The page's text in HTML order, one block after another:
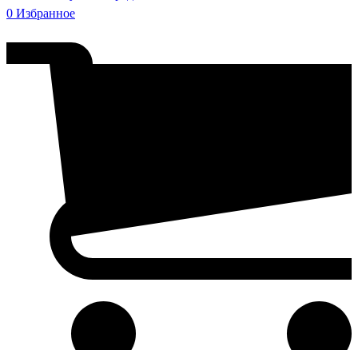
0 Избранное